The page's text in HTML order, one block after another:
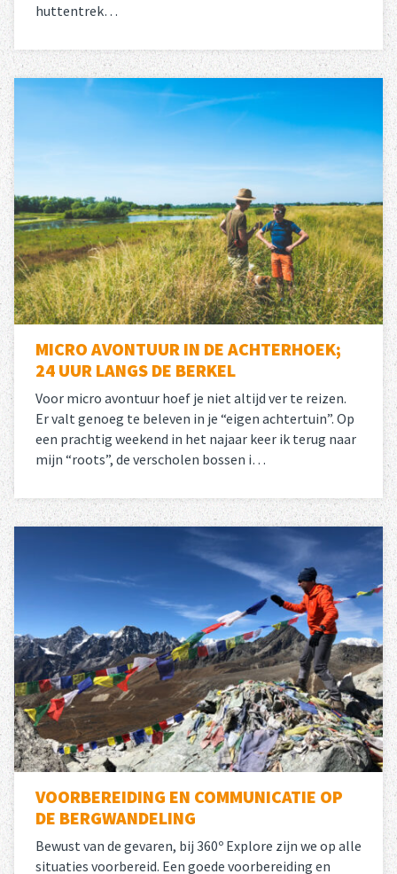
huttentrek…
over
MICRO AVONTUUR IN DE ACHTERHOEK;
24 UUR LANGS DE BERKEL
Voor micro avontuur hoef je niet altijd ver te reizen.
Er valt genoeg te beleven in je “eigen achtertuin”. Op
een prachtig weekend in het najaar keer ik terug naar
mijn “roots”, de verscholen bossen i…
over
VOORBEREIDING EN COMMUNICATIE OP
DE BERGWANDELING
Bewust van de gevaren, bij 360º Explore zijn we op alle
situaties voorbereid. Een goede voorbereiding en